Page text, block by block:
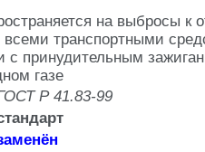
на выбросы к
всеми транспортными
с принудительным
газе
Р 41.83-99